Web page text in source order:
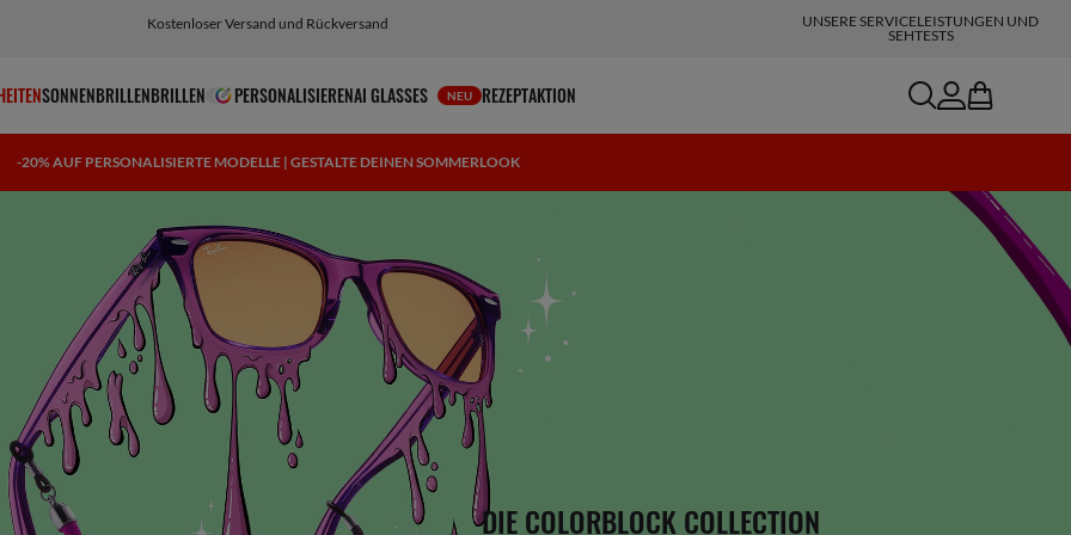
Wähle Klarna und PayPal für einfache und flexible Zahlungsoptionen
UNSERE SERVICELEISTUNGEN UND
SEHTESTS
SONNENBRILLENBRILLEN PERSONALISIERENAI GLASSES NEU REZEPTAKTION searchaccount
bag
-20% AUF PERSONALISIERTE MODELLE | GESTALTE DEINEN SOMMERLOOK
DIE COLORBLOCK COLLECTION